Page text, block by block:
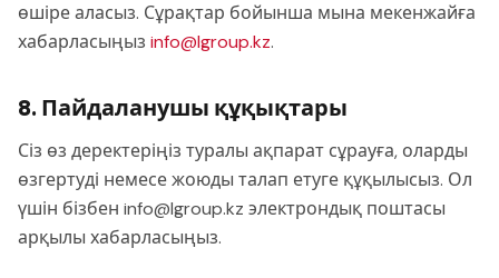
өшіре аласыз. Сұрақтар бойынша мына мекенжайға
хабарласыңыз info@lgroup.kz.
8. Пайдаланушы құқықтары
Сіз өз деректеріңіз туралы ақпарат сұрауға, оларды
өзгертуді немесе жоюды талап етуге құқылысыз. Ол
үшін бізбен info@lgroup.kz электрондық поштасы
арқылы хабарласыңыз.